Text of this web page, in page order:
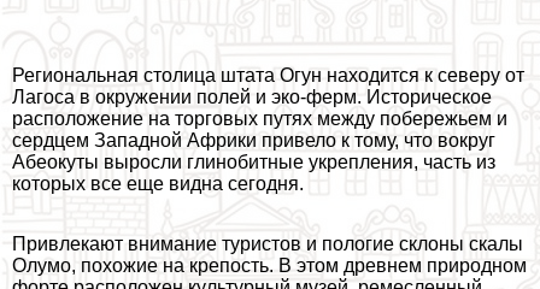
Региональная столица штата Огун находится к северу от
Лагоса в окружении полей и эко-ферм. Историческое
расположение на торговых путях между побережьем и
сердцем Западной Африки привело к тому, что вокруг
Абеокуты выросли глинобитные укрепления, часть из
которых все еще видна сегодня.
Привлекают внимание туристов и пологие склоны скалы
Олумо, похожие на крепость. В этом древнем природном